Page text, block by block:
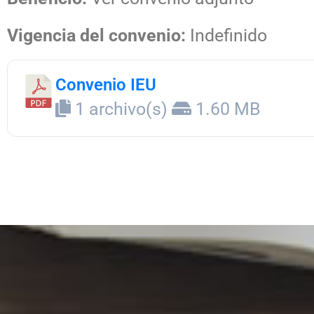
Vigencia del convenio: Indefinido
Convenio IEU
1 archivo(s) 1.60 MB